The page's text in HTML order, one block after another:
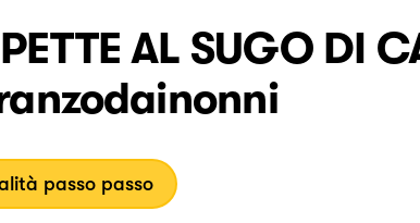
AL SUGO DI
passo passo